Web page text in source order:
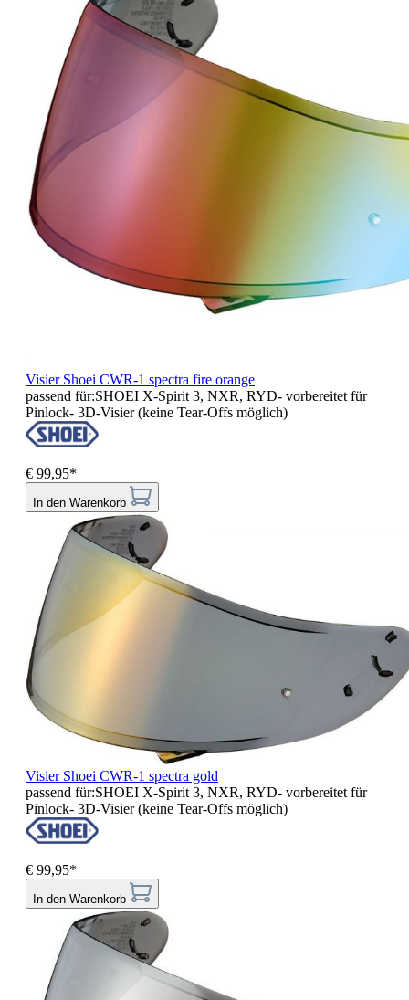
Visier Shoei CWR-1 spectra fire orange
passend für:SHOEI X-Spirit 3, NXR, RYD- vorbereitet für
Pinlock- 3D-Visier (keine Tear-Offs möglich)
€ 99,95*
In den Warenkorb
Visier Shoei CWR-1 spectra gold
passend für:SHOEI X-Spirit 3, NXR, RYD- vorbereitet für
Pinlock- 3D-Visier (keine Tear-Offs möglich)
€ 99,95*
In den Warenkorb